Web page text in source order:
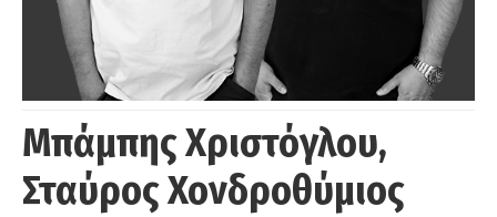
Μπάμπης Χριστόγλου,
Σταύρος Χονδροθύμιος